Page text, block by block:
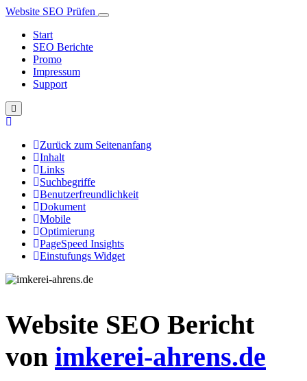
Website SEO Prüfen
Start
SEO Berichte
Promo
Impressum
Support
Zurück zum Seitenanfang
Inhalt
Links
Suchbegriffe
Benutzerfreundlichkeit
Dokument
Mobile
Optimierung
PageSpeed Insights
Einstufungs Widget
Website SEO Bericht
von imkerei-ahrens.de